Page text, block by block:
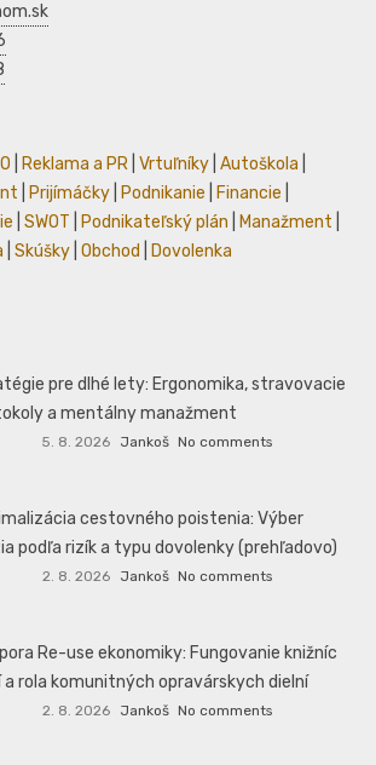
Reklama a PR Vrtuľníky Autoškola
Prijímáčky Podnikanie Financie
SWOT Podnikateľský plán Manažment
Skúšky Obchod Dovolenka
pre dlhé lety: Ergonomika, stravovacie
a mentálny manažment
5. 8. 2026 Jankoš No comments
cestovného poistenia: Výber
podľa rizík a typu dovolenky (prehľadovo)
2. 8. 2026 Jankoš No comments
Re-use ekonomiky: Fungovanie knižníc
a rola komunitných opravárskych dielní
2. 8. 2026 Jankoš No comments